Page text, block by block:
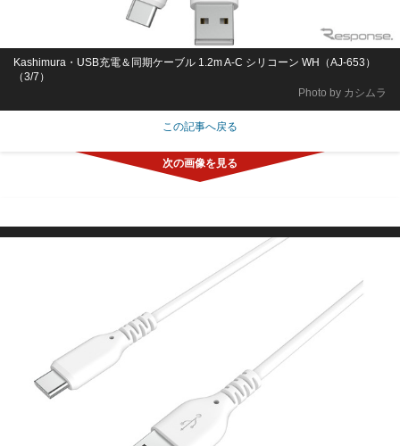
Photo by カシムラ
Kashimura・USB充電＆同期ケーブル 1.2m A-C シリコーン WH（AJ-653）
（3/7）
この記事へ戻る